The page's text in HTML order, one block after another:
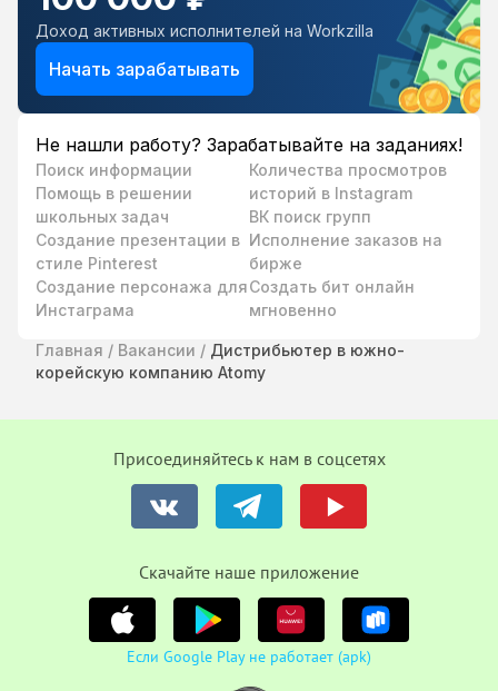
Доход активных исполнителей на Workzilla
Начать зарабатывать
Не нашли работу? Зарабатывайте на заданиях!
Поиск информации
Помощь в решении
школьных задач
Создание презентации в
стиле Pinterest
Создание персонажа для
Инстаграма
Количества просмотров
историй в Instagram
ВК поиск групп
Исполнение заказов на
бирже
Создать бит онлайн
мгновенно
Главная / Вакансии / Дистрибьютер в южно-
корейскую компанию Atomy
Присоединяйтесь к нам в соцсетях
Cкачайте наше приложение
Если Google Play не работает (apk)